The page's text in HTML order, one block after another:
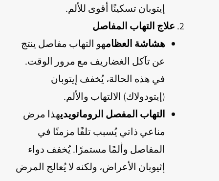
إيتوبان تسكينًا أقوى للألم.
علاج التهاب المفاصل
هشاشة العظامهو التهاب مفاصل ينتج
عن تآكل الغضاريف مع مرور الوقت.
في هذه الحالة، يُخفف إيتوبان
(إيتودولاك) الالتهاب والألم.
التهاب المفصل الروماتويديهذا مرض
مناعي ذاتي يُسبب تلفًا مزمنًا في
المفاصل وألمًا مستمرًا. يُخفف دواء
إثيوبان الأعراض، ولكنه لا يُعالج المرض